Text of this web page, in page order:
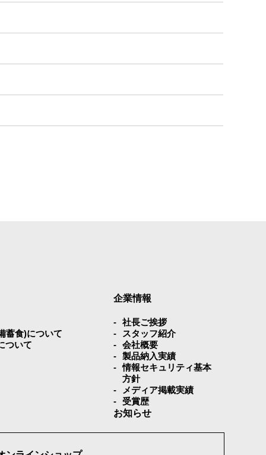
蓄⾷)について
ついて
企業情報
社⻑ご挨拶
スタッフ紹介
会社概要
製品納入実績
情報セキュリティ基本
方針
メディア掲載実績
受賞歴
お知らせ